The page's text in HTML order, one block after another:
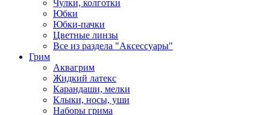
Чулки, колготки
Юбки
Юбки-пачки
Цветные линзы
Все из раздела "Аксессуары"
Грим
Аквагрим
Жидкий латекс
Карандаши, мелки
Клыки, носы, уши
Наборы грима